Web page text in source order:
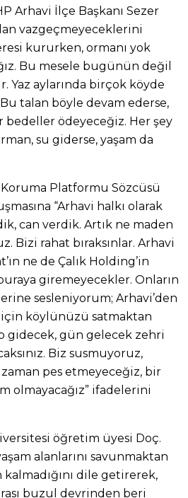
Arhavi İlçe Başkanı Sezer
vazgeçmeyeceklerini
kururken, ormanı yok
Bu mesele bugünün değil
Yaz aylarında birçok köyde
talan böyle devam ederse,
bedeller ödeyeceğiz. Her şey
su giderse, yaşam da
Koruma Platformu Sözcüsü
“Arhavi halkı olarak
can verdik. Artık ne maden
Bizi rahat bıraksınlar. Arhavi
ne de Çalık Holding’in
giremeyecekler. Onların
sesleniyorum; Arhavi’den
köylünüzü satmaktan
gidecek, gün gelecek zehri
Biz susmuyoruz,
pes etmeyeceğiz, bir
olmayacağız” ifadelerini
öğretim üyesi Doç.
alanlarını savunmaktan
dile getirerek,
buzul devrinden beri